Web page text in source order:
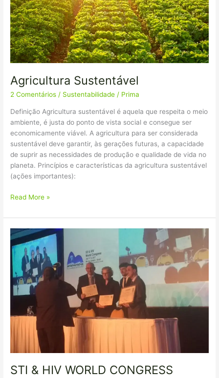
Agricultura Sustentável
2 Comentários / Sustentabilidade / Prima
Definição Agricultura sustentável é aquela que respeita o meio
ambiente, é justa do ponto de vista social e consegue ser
economicamente viável. A agricultura para ser considerada
sustentável deve garantir, às gerações futuras, a capacidade
de suprir as necessidades de produção e qualidade de vida no
planeta. Princípios e características da agricultura sustentável
(ações importantes):
Read More »
STI & HIV WORLD CONGRESS
STI
&
HIV
WORLD
CONGRESS